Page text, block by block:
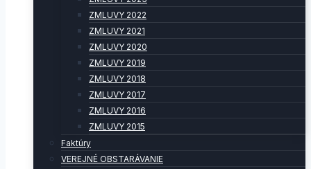
ZMLUVY 2022
ZMLUVY 2021
ZMLUVY 2020
ZMLUVY 2019
ZMLUVY 2018
ZMLUVY 2017
ZMLUVY 2016
ZMLUVY 2015
Faktúry
VEREJNÉ OBSTARÁVANIE